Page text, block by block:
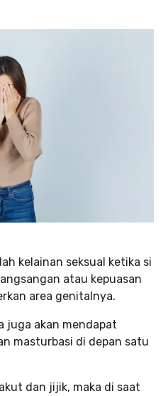
kelainan seksual ketika si
atau kepuasan
area genitalnya.
juga akan mendapat
masturbasi di depan satu
dan jijik, maka di saat